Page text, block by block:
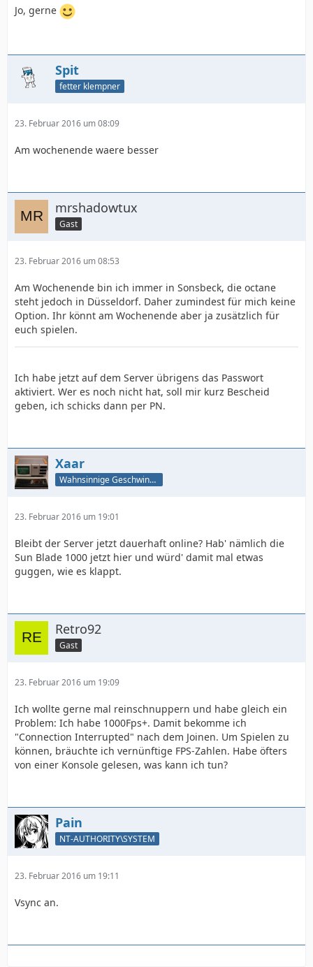
Jo, gerne
Spit
fetter klempner
23. Februar 2016 um 08:09
Am wochenende waere besser
mrshadowtux
Gast
23. Februar 2016 um 08:53
Am Wochenende bin ich immer in Sonsbeck, die octane
steht jedoch in Düsseldorf. Daher zumindest für mich keine
Option. Ihr könnt am Wochenende aber ja zusätzlich für
euch spielen.
Ich habe jetzt auf dem Server übrigens das Passwort
aktiviert. Wer es noch nicht hat, soll mir kurz Bescheid
geben, ich schicks dann per PN.
Xaar
Wahnsinnige Geschwindigkeit - und los!
23. Februar 2016 um 19:01
Bleibt der Server jetzt dauerhaft online? Hab' nämlich die
Sun Blade 1000 jetzt hier und würd' damit mal etwas
guggen, wie es klappt.
Retro92
Gast
23. Februar 2016 um 19:09
Ich wollte gerne mal reinschnuppern und habe gleich ein
Problem: Ich habe 1000Fps+. Damit bekomme ich
"Connection Interrupted" nach dem Joinen. Um Spielen zu
können, bräuchte ich vernünftige FPS-Zahlen. Habe öfters
von einer Konsole gelesen, was kann ich tun?
Pain
NT-AUTHORITY\SYSTEM
23. Februar 2016 um 19:11
Vsync an.